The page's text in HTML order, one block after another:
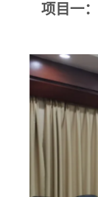
项目一：